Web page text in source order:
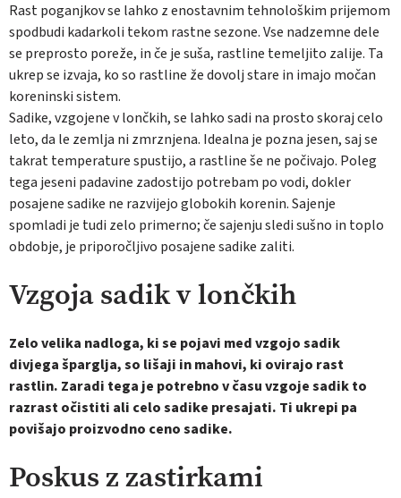
Rast poganjkov se lahko z enostavnim tehnološkim prijemom
spodbudi kadarkoli tekom rastne sezone. Vse nadzemne dele
se preprosto poreže, in če je suša, rastline temeljito zalije. Ta
ukrep se izvaja, ko so rastline že dovolj stare in imajo močan
koreninski sistem.
Sadike, vzgojene v lončkih, se lahko sadi na prosto skoraj celo
leto, da le zemlja ni zmrznjena. Idealna je pozna jesen, saj se
takrat temperature spustijo, a rastline še ne počivajo. Poleg
tega jeseni padavine zadostijo potrebam po vodi, dokler
posajene sadike ne razvijejo globokih korenin. Sajenje
spomladi je tudi zelo primerno; če sajenju sledi sušno in toplo
obdobje, je priporočljivo posajene sadike zaliti.
Vzgoja sadik v lončkih
Zelo velika nadloga, ki se pojavi med vzgojo sadik
divjega šparglja, so lišaji in mahovi, ki ovirajo rast
rastlin. Zaradi tega je potrebno v času vzgoje sadik to
razrast očistiti ali celo sadike presajati. Ti ukrepi pa
povišajo proizvodno ceno sadike.
Poskus z zastirkami